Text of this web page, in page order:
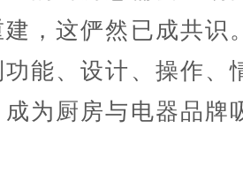
，这俨然已成共识
功能、设计、操作、
为厨房与电器品牌